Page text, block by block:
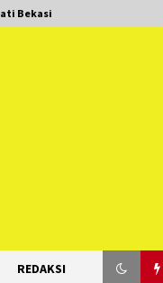
Bekasi
REDAKSI